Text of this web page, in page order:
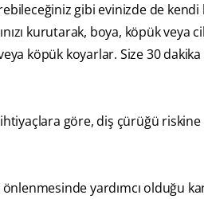
gibi evinizde de kendi
kurutarak, boya, köpük veya
köpük koyarlar. Size 30
göre, diş çürüğü
yardımcı olduğu